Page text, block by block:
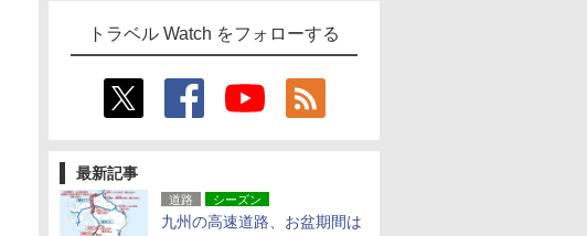
トラベル Watch をフォローする
最新記事
道路 シーズン
九州の高速道路、お盆期間は